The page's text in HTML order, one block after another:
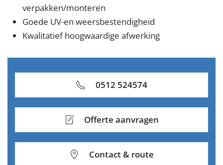
verpakken/monteren
Goede UV-en weersbestendigheid
Kwalitatief hoogwaardige afwerking
0512 524574
Offerte aanvragen
Contact & route